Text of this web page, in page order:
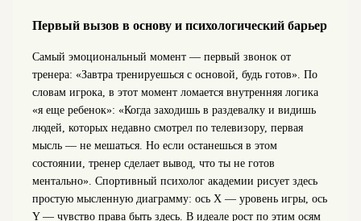
Первый вызов в основу и психологический барьер
Самый эмоциональный момент — первый звонок от
тренера: «Завтра тренируешься с основой, будь готов». По
словам игрока, в этот момент ломается внутренняя логика
«я еще ребенок»: «Когда заходишь в раздевалку и видишь
людей, которых недавно смотрел по телевизору, первая
мысль — не мешаться. Но если останешься в этом
состоянии, тренер сделает вывод, что ты не готов
ментально». Спортивный психолог академии рисует здесь
простую мысленную диаграмму: ось X — уровень игры, ось
Y — чувство права быть здесь. В идеале рост по этим осям